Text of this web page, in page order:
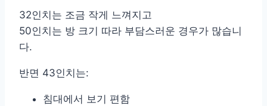
32인치는 조금 작게 느껴지고
50인치는 방 크기 따라 부담스러운 경우가 많습니
다.
반면 43인치는:
침대에서 보기 편함